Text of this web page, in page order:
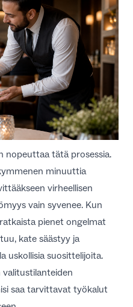
nopeuttaa tätä prosessia.
minuuttia
virheellisen
vain syvenee. Kun
pienet ongelmat
kate säästyy ja
uskollisia suosittelijoita.
valitustilanteiden
saa tarvittavat työkalut